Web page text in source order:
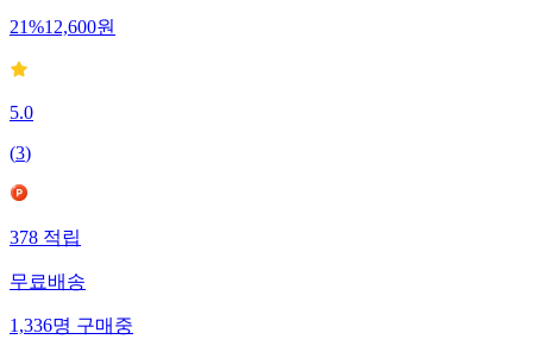
21%12,600원
5.0
(3)
378적립
무료배송
1,336명구매중